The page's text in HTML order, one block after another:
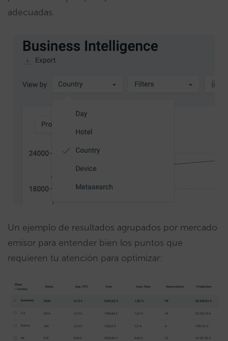
adecuadas.
Un ejemplo de resultados agrupados por mercado
emisor para entender bien los puntos que
requieren tu atención para optimizar: